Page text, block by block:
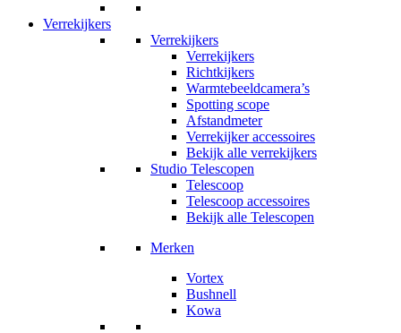
Verrekijkers
Verrekijkers
Verrekijkers
Richtkijkers
Warmtebeeldcamera’s
Spotting scope
Afstandmeter
Verrekijker accessoires
Bekijk alle verrekijkers
Studio Telescopen
Telescoop
Telescoop accessoires
Bekijk alle Telescopen
Merken
Vortex
Bushnell
Kowa